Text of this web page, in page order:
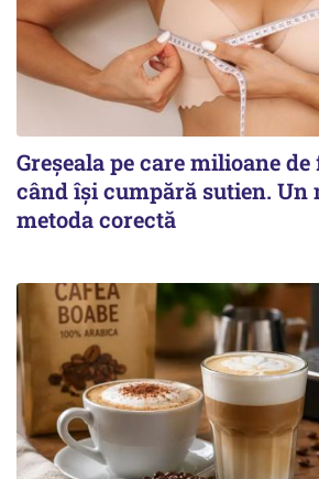
Greșeala pe care milioane
când își cumpără sutien. Un
metoda corectă